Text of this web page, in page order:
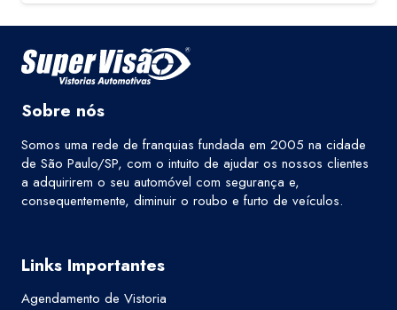
Sobre nós
Somos uma rede de franquias fundada em 2005 na cidade
de São Paulo/SP, com o intuito de ajudar os nossos clientes
a adquirirem o seu automóvel com segurança e,
consequentemente, diminuir o roubo e furto de veículos.
Links Importantes
Agendamento de Vistoria